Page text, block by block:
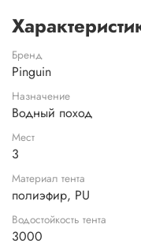
Бренд
Pinguin
Назначение
Водный поход
Мест
3
Материал тента
полиэфир, PU
Водостойкость тента
3000